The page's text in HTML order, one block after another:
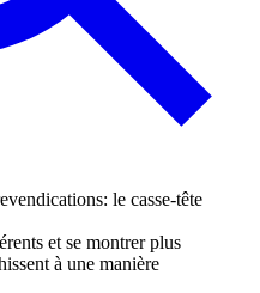
et se montrer plus
à une manière